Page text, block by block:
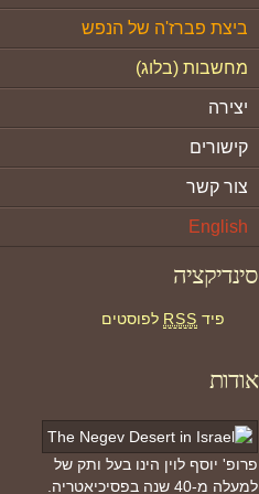
ביצת פברז'ה של הנפש
מחשבות (בלוג)
יצירה
קישורים
צור קשר
English
סינדיקציה
פיד RSS לפוסטים
אודות
פרופ' יוסף לוין הינו בעל ותק של
למעלה מ-40 שנה בפסיכיאטריה.